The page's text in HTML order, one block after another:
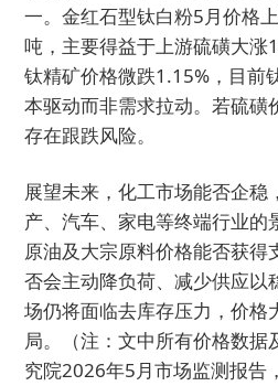
一。金红石型钛白粉5月价格
吨，主要得益于上游硫磺大涨
钛精矿价格微跌1.15%，目前
本驱动而非需求拉动。若硫磺
存在跟跌风险。
展望未来，化工市场能否企稳
产、汽车、家电等终端行业的
原油及大宗原料价格能否获得
否会主动降负荷、减少供应以
场仍将面临去库存压力，价格
局。（注：文中所有价格数据
究院2026年5月市场监测报告